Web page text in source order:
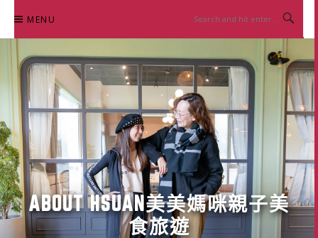
content
MENU
ABOUT HSUAN美美媽咪親子美
食旅遊